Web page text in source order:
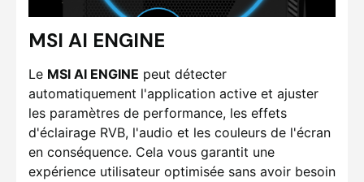
MSI AI ENGINE
Le MSI AI ENGINE peut détecter
automatiquement l'application active et ajuster
les paramètres de performance, les effets
d'éclairage RVB, l'audio et les couleurs de l'écran
en conséquence. Cela vous garantit une
expérience utilisateur optimisée sans avoir besoin